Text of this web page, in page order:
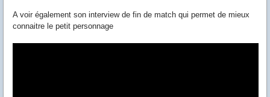
A voir également son interview de fin de match qui permet de mieux
connaitre le petit personnage